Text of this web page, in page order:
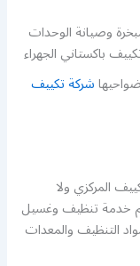
وصيانة الوحدات
باكستاني الجهراء
شركة تكييف
المركزي ولا
خدمة تنظيف وغسيل
التنظيف والمعدات